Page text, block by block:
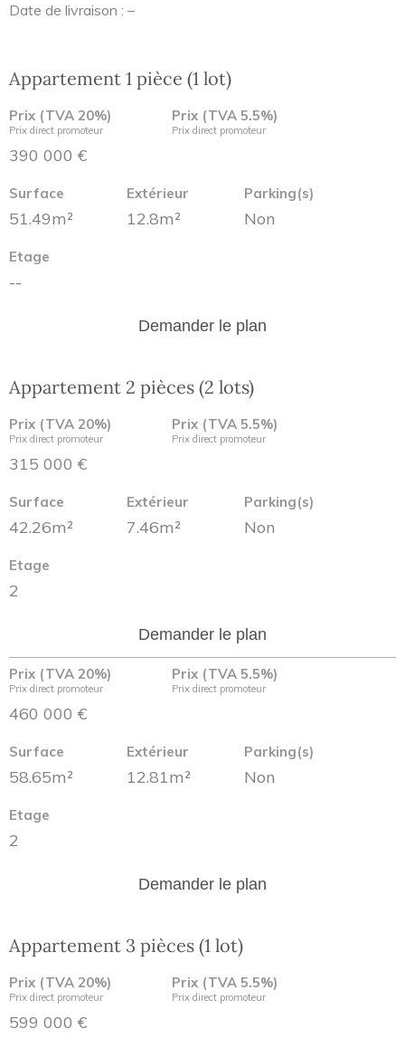
Date de livraison : –
Appartement 1 pièce (1 lot)
Prix (TVA 20%)
Prix direct promoteur
390 000 €
Prix (TVA 5.5%)
Prix direct promoteur
Surface
51.49m²
Extérieur
12.8m²
Parking(s)
Non
Etage
--
Demander le plan
Appartement 2 pièces (2 lots)
Prix (TVA 20%)
Prix direct promoteur
315 000 €
Prix (TVA 5.5%)
Prix direct promoteur
Surface
42.26m²
Extérieur
7.46m²
Parking(s)
Non
Etage
2
Demander le plan
Prix (TVA 20%)
Prix direct promoteur
460 000 €
Prix (TVA 5.5%)
Prix direct promoteur
Surface
58.65m²
Extérieur
12.81m²
Parking(s)
Non
Etage
2
Demander le plan
Appartement 3 pièces (1 lot)
Prix (TVA 20%)
Prix direct promoteur
599 000 €
Prix (TVA 5.5%)
Prix direct promoteur